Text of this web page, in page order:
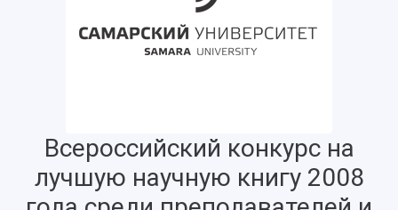
НАЗАД
Всероссийский конкурс на
лучшую научную книгу 2008